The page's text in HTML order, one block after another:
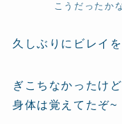
こうだったか
久しぶりにビレイ
ぎこちなかったけど
身体は覚えてたぞ~